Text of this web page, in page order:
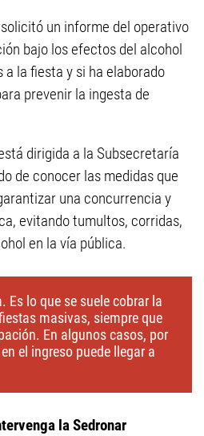
un informe del operativo
bajo los efectos del alcohol
la fiesta y si ha elaborado
prevenir la ingesta de
dirigida a la Subsecretaría
de conocer las medidas que
una concurrencia y
evitando tumultos, corridas,
en la vía pública.
Es lo que se suele cobrar la
masivas, siempre que
En algunos casos, por
el ingreso puede llegar a
la Sedronar